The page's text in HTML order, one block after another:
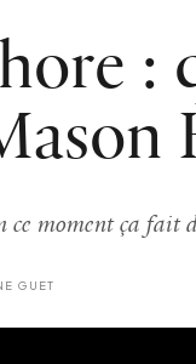
:
ce moment ça fait
GUET